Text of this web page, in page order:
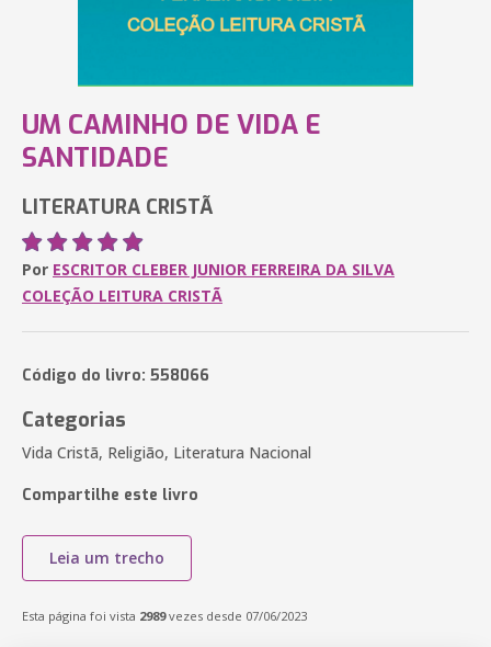
UM CAMINHO DE VIDA E
SANTIDADE
LITERATURA CRISTÃ
Por ESCRITOR CLEBER JUNIOR FERREIRA DA SILVA
COLEÇÃO LEITURA CRISTÃ
Código do livro: 558066
Categorias
Vida Cristã, Religião, Literatura Nacional
Compartilhe este livro
Leia um trecho
Esta página foi vista 2989vezes desde 07/06/2023